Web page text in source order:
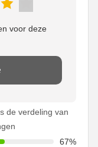
voor deze
de verdeling van
67%